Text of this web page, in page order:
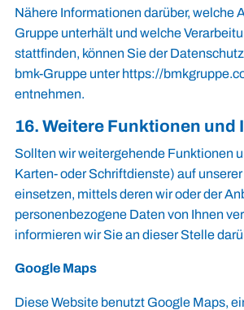
Nähere Informationen darüber, welche
Gruppe unterhält und welche
stattfinden, können Sie der
bmk-Gruppe unterhttps://
entnehmen.
16. Weitere Funktionen und
Sollten wir weitergehende Funktionen
Karten- oder Schriftdienste) auf
einsetzen, mittels deren wir oder der
personenbezogene Daten von Ihnen
informieren wir Sie an dieser Stelle
Google Maps
Diese Website benutzt Google Maps,